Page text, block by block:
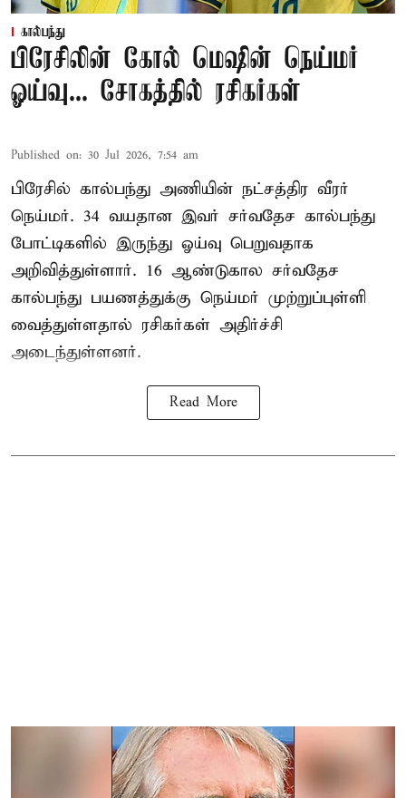
கால்பந்து
பிரேசிலின் கோல் மெஷின் நெய்மர்
ஓய்வு... சோகத்தில் ரசிகர்கள்
Published on: 30 Jul 2026, 7:54 am
பிரேசில் கால்பந்து அணியின் நட்சத்திர வீரர்
நெய்மர். 34 வயதான இவர் சர்வதேச கால்பந்து
போட்டிகளில் இருந்து ஓய்வு பெறுவதாக
அறிவித்துள்ளார். 16 ஆண்டுகால சர்வதேச
கால்பந்து பயணத்துக்கு நெய்மர் முற்றுப்புள்ளி
வைத்துள்ளதால் ரசிகர்கள் அதிர்ச்சி
அடைந்துள்ளனர்.
Read More